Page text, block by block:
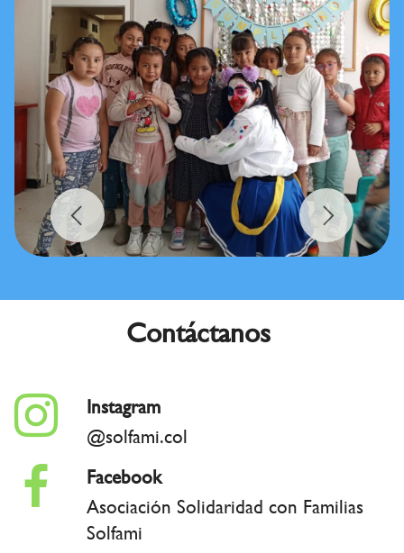
Previous Next
Contáctanos
Instagram
@solfami.col
Facebook
Asociación Solidaridad con Familias
Solfami